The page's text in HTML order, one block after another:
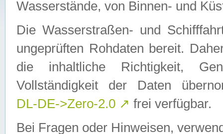
Wasserstände, von Binnen- und
Die Wasserstraßen- und
ungeprüften Rohdaten bereit.
die inhaltliche Richtigkeit,
Vollständigkeit der Daten
DL-DE->Zero-2.0 ↗ frei verfügbar.
Bei Fragen oder Hinweisen,